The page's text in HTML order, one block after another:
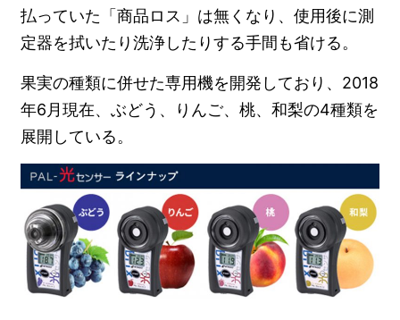
払っていた「商品ロス」は無くなり、使用後に測
定器を拭いたり洗浄したりする手間も省ける。
果実の種類に併せた専用機を開発しており、2018
年6月現在、ぶどう、りんご、桃、和梨の4種類を
展開している。